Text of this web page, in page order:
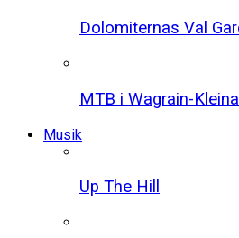
Dolomiternas Val
MTB i Wagrain-
Musik
Up The Hill